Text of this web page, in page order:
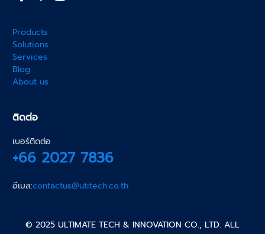
Products
Solutions
Services
Blog
About us
ติดต่อ
เบอร์ติดต่อ
+66 2027 7836
อีเมล:contactus@utitech.co.th
© 2025 ULTIMATE TECH & INNOVATION CO., LTD. ALL